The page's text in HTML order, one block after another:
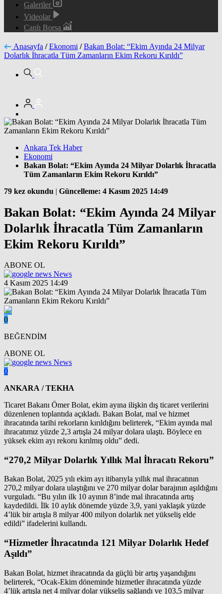
Galeriler
Videolar
Canlı Borsa
Anasayfa / Ekonomi / Bakan Bolat: “Ekim Ayında 24 Milyar
Dolarlık İhracatla Tüm Zamanların Ekim Rekoru Kırıldı”
Ankara Tek Haber
Ekonomi
Bakan Bolat: “Ekim Ayında 24 Milyar Dolarlık İhracatla
Tüm Zamanların Ekim Rekoru Kırıldı”
79 kez okundu | Güncelleme: 4 Kasım 2025 14:49
Bakan Bolat: “Ekim Ayında 24 Milyar
Dolarlık İhracatla Tüm Zamanların
Ekim Rekoru Kırıldı”
ABONE OL
News
4 Kasım 2025 14:49
0
BEĞENDİM
ABONE OL
News
0
ANKARA / TEKHA
Ticaret Bakanı Ömer Bolat, ekim ayına ilişkin dış ticaret verilerini
düzenlenen toplantıda açıkladı. Bakan Bolat, mal ve hizmet
ihracatında tarihi rekorların kırıldığını belirterek, “Ekim ayında mal
ihracatımız yüzde 2,3 artışla 24 milyar dolara ulaştı. Böylece en
yüksek ekim ayı rekoru kırılmış oldu” dedi.
“270,2 Milyar Dolarlık Yıllık Mal İhracatı Rekoru”
Bakan Bolat, 2025 yılı ekim ayı itibarıyla yıllık mal ihracatının
270,2 milyar dolara ulaştığını ve 270 milyar dolar barajının aşıldığını
vurguladı. “Bu yılın ilk 10 ayının 8’inde mal ihracatında artış
kaydedildi. İlk 10 aylık dönemde yüzde 3,9, yani yaklaşık yüzde
4’lük bir artışla 8 milyar 400 milyon dolarlık net yükseliş elde
edildi” ifadelerini kullandı.
“Hizmetler İhracatında 121 Milyar Dolarlık Hedef
Aşıldı”
Bakan Bolat, hizmet ihracatında da güçlü bir artış yaşandığını
belirterek, “Ocak-Ekim döneminde hizmetler ihracatında yüzde
4’lük artışla net 4 milyar dolar yükseliş sağlandı ve 103,5 milyar